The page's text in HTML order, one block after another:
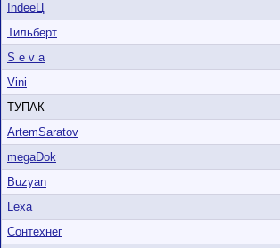
IndeeЦ
Тильберт
S e v a
Vini
ТУПАК
ArtemSaratov
megaDok
Buzyan
Lexa
Сонтехнег